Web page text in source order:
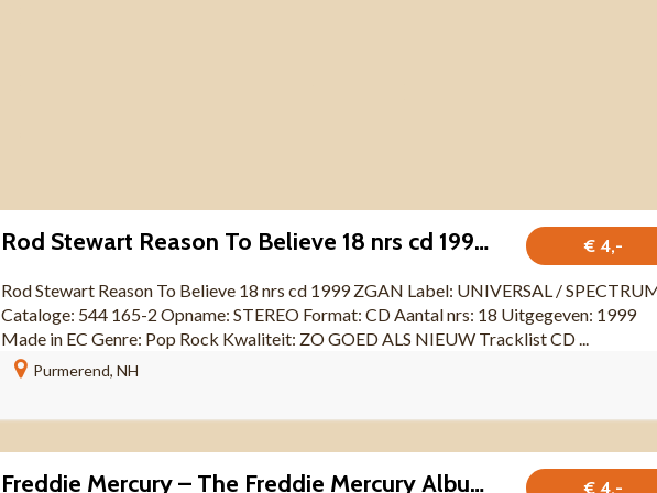
€ 4,-
Rod Stewart Reason To Believe 18 nrs cd 1999 ZGAN
Rod Stewart Reason To Believe 18 nrs cd 1999 ZGAN Label: UNIVERSAL /
Cataloge: 544 165-2 Opname: STEREO Format: CD Aantal nrs: 18 Uitgegeven: 1999
Made in EC Genre: Pop Rock Kwaliteit: ZO GOED ALS NIEUW Tracklist CD ...
Purmerend, NH
€ 4,-
Freddie Mercury – The Freddie Mercury Album 11 nrs CD 1992